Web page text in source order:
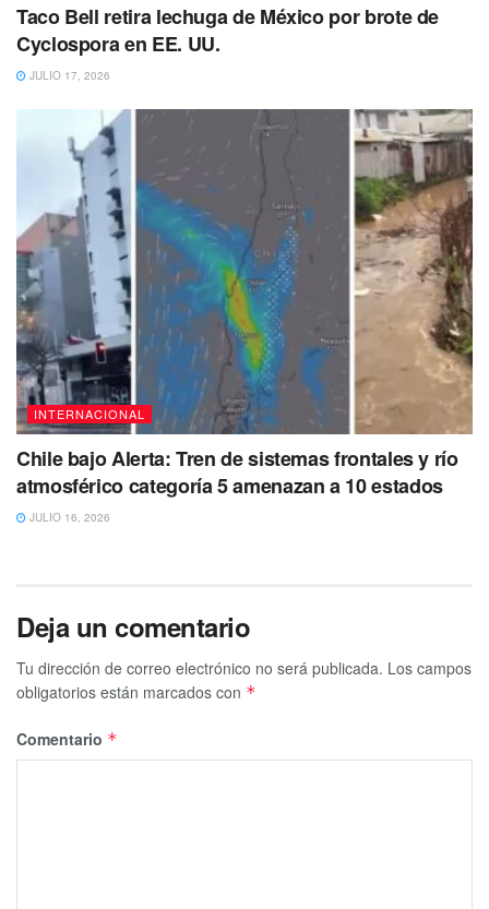
Taco Bell retira lechuga de México por brote de
Cyclospora en EE. UU.
JULIO 17, 2026
INTERNACIONAL
Chile bajo Alerta: Tren de sistemas frontales y río
atmosférico categoría 5 amenazan a 10 estados
JULIO 16, 2026
Deja un comentario
Tu dirección de correo electrónico no será publicada. Los campos
obligatorios están marcados con *
Comentario *